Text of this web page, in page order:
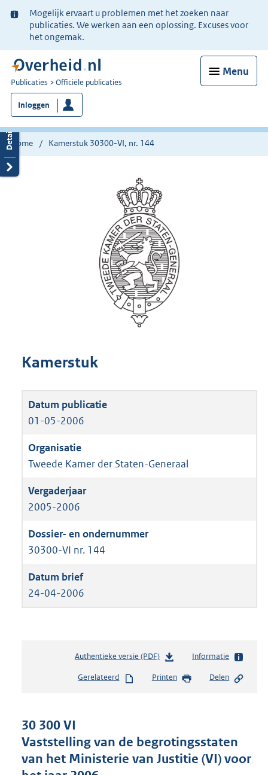
Ter
informatie:
Mogelijk ervaart u problemen met het zoeken naar
publicaties. We werken aan een oplossing. Excuses voor
het ongemak.
Menu
U
bent
nu
hier:
Publicaties Officiële publicaties
Inloggen
Home Kamerstuk 30300-VI, nr. 144
Kamerstuk
01-05-2006
Tweede Kamer der Staten-Generaal
2005-2006
30300-VI nr. 144
24-04-2006
Authentieke versie (PDF)b
s
s
g
Informatie
Gerelateerd Printen Delen
30 300 VI
Vaststelling van de begrotingsstaten
van het Ministerie van Justitie (VI) voor